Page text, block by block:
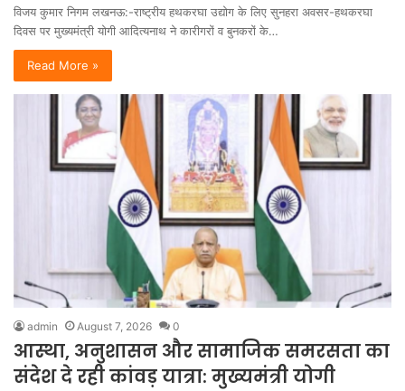
विजय कुमार निगम लखनऊ:-राष्ट्रीय हथकरघा उद्योग के लिए सुनहरा अवसर-हथकरघा
दिवस पर मुख्यमंत्री योगी आदित्यनाथ ने कारीगरों व बुनकरों के…
Read More »
admin August 7, 2026 0
आस्था, अनुशासन और सामाजिक समरसता का
संदेश दे रही कांवड़ यात्रा: मुख्यमंत्री योगी